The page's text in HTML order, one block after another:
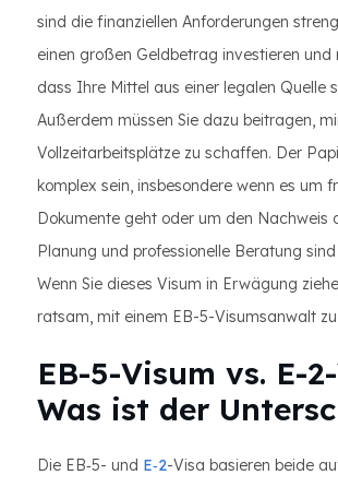
sind die finanziellen Anforderungen
einen großen Geldbetrag investieren und
dass Ihre Mittel aus einer legalen Quelle
Außerdem müssen Sie dazu beitragen,
Vollzeitarbeitsplätze zu schaffen. Der
komplex sein, insbesondere wenn es um
Dokumente geht oder um den Nachweis
Planung und professionelle Beratung
Wenn Sie dieses Visum in Erwägung
ratsam, mit einem EB-5-Visumsanwalt
EB-5-Visum vs. E-
Was ist der
Die EB‑5- und E‑2-Visa basieren beide